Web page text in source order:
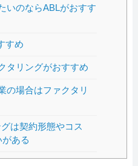
いのならABLがおすす
すめ
タリングがおすすめ
の場合はファクタリ
は契約形態やコス
がある